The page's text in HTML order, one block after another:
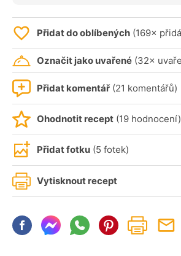
Přidat do oblíbených (169×
Označit jako uvařené (32×
Přidat komentář (21 komentářů)
Ohodnotit recept (19 hodnocení)
Přidat fotku (5 fotek)
Vytisknout recept